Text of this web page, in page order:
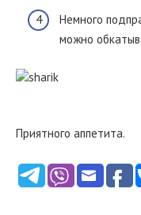
Немного
можно
Приятного аппетита.